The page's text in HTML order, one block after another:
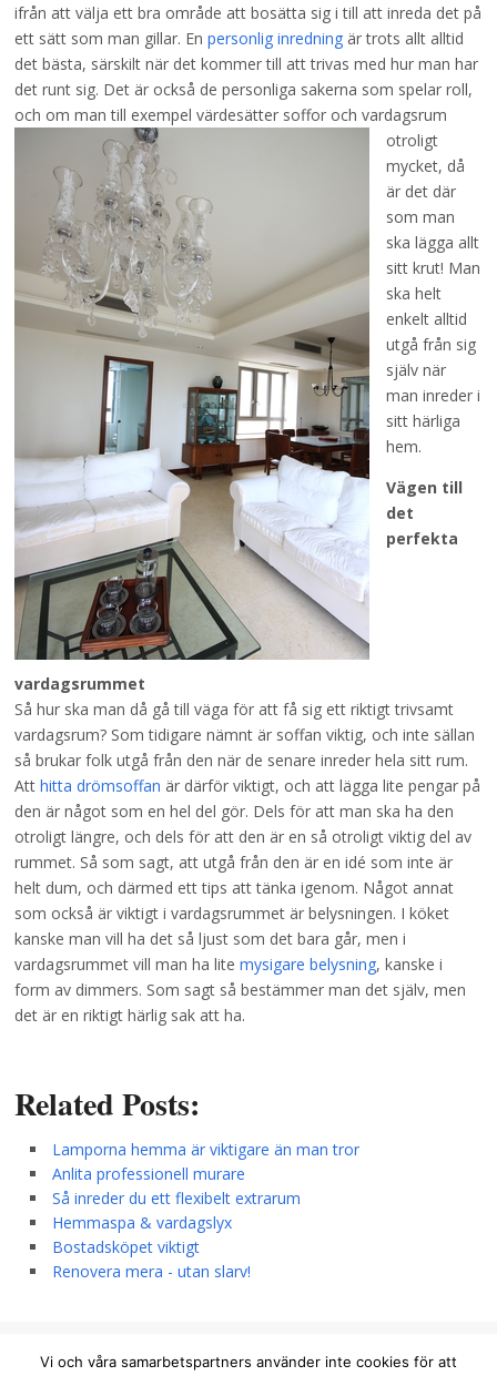
ifrån att välja ett bra område att bosätta sig i till att inreda det på
ett sätt som man gillar. Enpersonlig inredning är trots allt alltid
det bästa, särskilt när det kommer till att trivas med hur man har
det runt sig. Det är också de personliga sakerna som spelar roll,
och om man till exempel värdesätter soffor och vardagsrum
otroligt
mycket, då
är det där
som man
ska lägga allt
sitt krut! Man
ska helt
enkelt alltid
utgå från sig
själv när
man inreder i
sitt härliga
hem.
Vägen till
det
perfekta
vardagsrummet
Så hur ska man då gå till väga för att få sig ett riktigt trivsamt
vardagsrum? Som tidigare nämnt är soffan viktig, och inte sällan
så brukar folk utgå från den när de senare inreder hela sitt rum.
Atthitta drömsoffan är därför viktigt, och att lägga lite pengar på
den är något som en hel del gör. Dels för att man ska ha den
otroligt längre, och dels för att den är en så otroligt viktig del av
rummet. Så som sagt, att utgå från den är en idé som inte är
helt dum, och därmed ett tips att tänka igenom. Något annat
som också är viktigt i vardagsrummet är belysningen. I köket
kanske man vill ha det så ljust som det bara går, men i
vardagsrummet vill man ha litemysigare belysning, kanske i
form av dimmers. Som sagt så bestämmer man det själv, men
det är en riktigt härlig sak att ha.
Related Posts:
Lamporna hemma är viktigare än man tror
Anlita professionell murare
Så inreder du ett flexibelt extrarum
Hemmaspa & vardagslyx
Bostadsköpet viktigt
Renovera mera - utan slarv!
info@homepoint.se
Vi och våra samarbetspartners använder inte cookies för att